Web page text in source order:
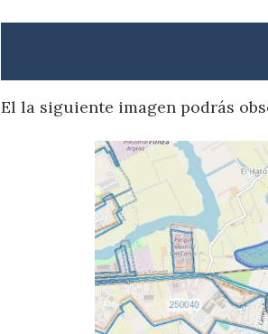
El la siguiente imagen podrás